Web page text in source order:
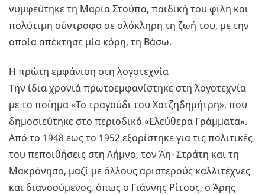
νυμφεύτηκε τη Μαρία Στούπα, παιδική του φίλη και
πολύτιμη σύντροφο σε ολόκληρη τη ζωή του, με την
οποία απέκτησε μία κόρη, τη Βάσω.
Η πρώτη εμφάνιση στη λογοτεχνία
Την ίδια χρονιά πρωτοεμφανίστηκε στη λογοτεχνία
με το ποίημα «Το τραγούδι του Χατζηδημήτρη», που
δημοσιεύτηκε στο περιοδικό «Ελεύθερα Γράμματα».
Από το 1948 έως το 1952 εξορίστηκε για τις πολιτικές
του πεποιθήσεις στη Λήμνο, τον Άη- Στράτη και τη
Μακρόνησο, μαζί με άλλους αριστερούς καλλιτέχνες
και διανοούμενος, όπως ο Γιάννης Ρίτσος, ο Άρης